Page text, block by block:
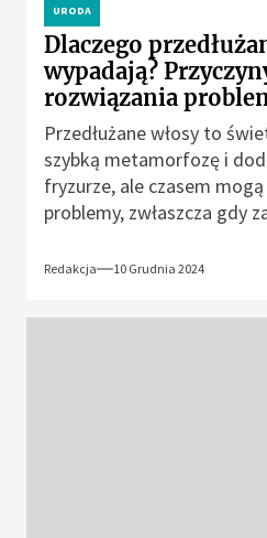
URODA
Dlaczego
wypadają?
rozwiązania
Przedłużane włosy to
szybką metamorfozę i
fryzurze, ale czasem
problemy, zwłaszcza gdy
Redakcja 10 Grudnia 2024